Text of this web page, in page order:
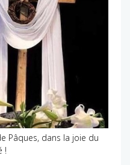
Pâques, dans la joie du
!